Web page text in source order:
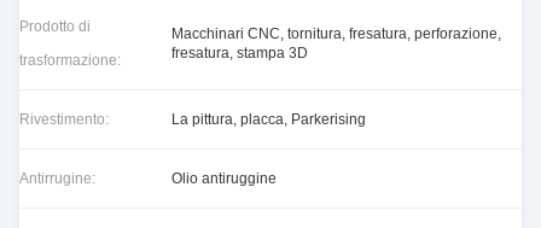
Prodotto di
trasformazione:
Macchinari CNC, tornitura, fresatura, perforazione,
fresatura, stampa 3D
Rivestimento: La pittura, placca, Parkerising
Antirrugine: Olio antiruggine